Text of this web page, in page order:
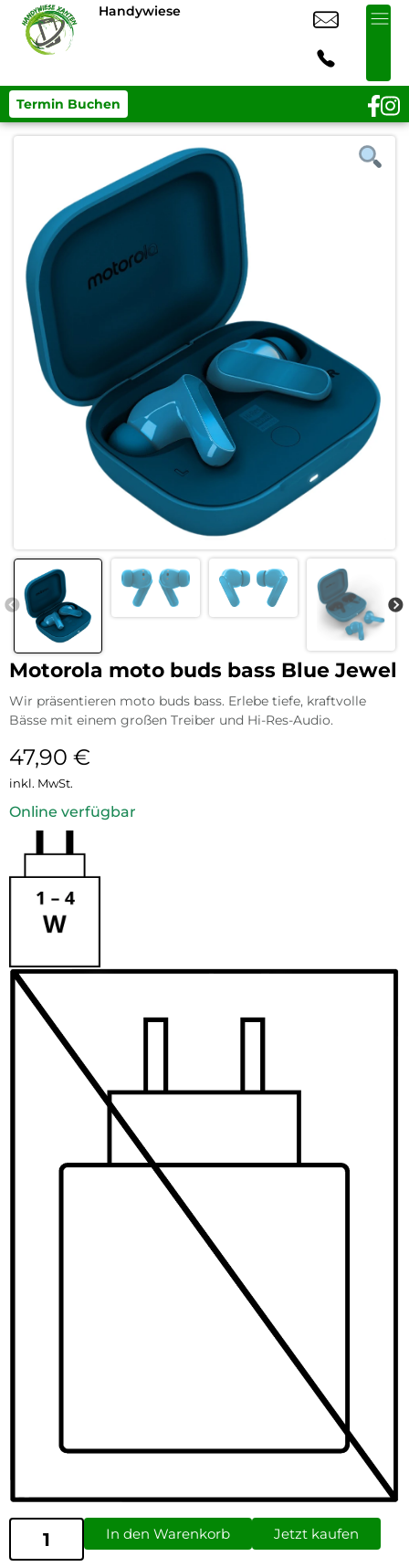
Handywiese
Termin Buchen
Motorola moto buds bass Blue Jewel
Wir präsentieren moto buds bass. Erlebe tiefe, kraftvolle
Bässe mit einem großen Treiber und Hi-Res-Audio.
47,90 €
inkl. MwSt.
Online verfügbar
In den Warenkorb Jetzt kaufen